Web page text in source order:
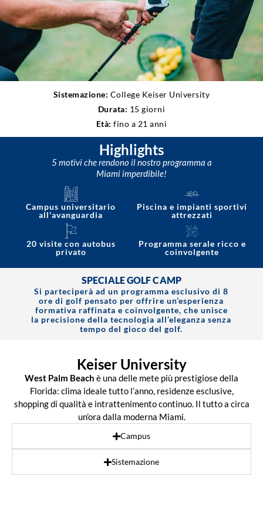
Sistemazione: College Keiser University
Durata: 15 giorni
Età: fino a 21 anni
Highlights
5 motivi che rendono il nostro programma a
Miami imperdibile!
Campus universitario
all'avanguardia
Piscina e impianti sportivi
attrezzati
20 visite con autobus
privato
Programma serale ricco e
coinvolgente
SPECIALE GOLF CAMP
Si parteciperà ad un programma esclusivo di 8
ore di golf pensato per offrire un’esperienza
formativa raffinata e coinvolgente, che unisce
la precisione della tecnologia all’eleganza senza
tempo del gioco del golf.
Keiser University
West Palm Beach è una delle mete più prestigiose della
Florida: clima ideale tutto l’anno, residenze esclusive,
shopping di qualità e intrattenimento continuo. Il tutto a circa
un’ora dalla moderna Miami.
Campus
Sistemazione